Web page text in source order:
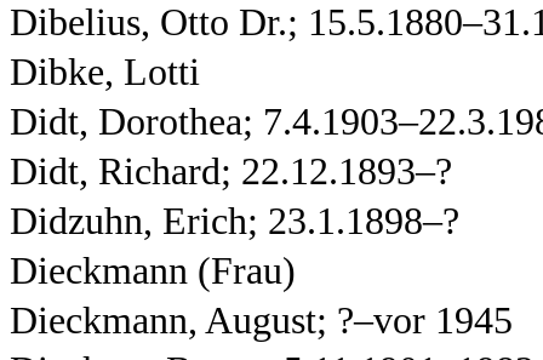
Dibelius, Otto Dr.;
Dibke, Lotti
Didt, Dorothea;
Didt, Richard; 22.12.1893–?
Didzuhn, Erich; 23.1.1898–?
Dieckmann (Frau)
Dieckmann, August; ?–vor 1945